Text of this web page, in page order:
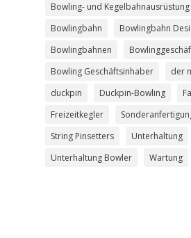
Bowling- und Kegelbahnausrüstung
Bowlingbahn
Bowlingbahn
Bowlingbahnen
Bowling Geschäftsinhaber
der
duckpin
Duckpin-Bowling
Freizeitkegler
String Pinsetters
Unterhaltung
Unterhaltung Bowler
Wartung